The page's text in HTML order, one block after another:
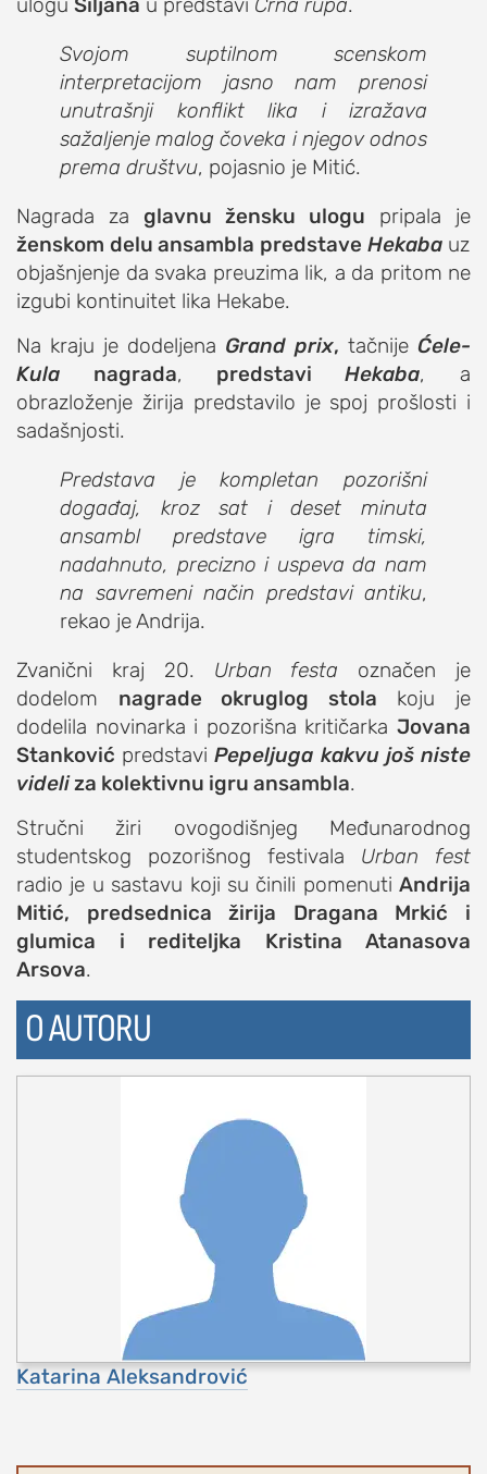
Svojom suptilnom scenskom
interpretacijom jasno nam prenosi
unutrašnji konflikt lika i izražava
sažaljenje malog čoveka i njegov odnos
prema društvu, pojasnio je Mitić.
Nagrada za glavnu žensku ulogu pripala je
ženskom delu ansambla predstave Hekabauz
objašnjenje da svaka preuzima lik, a da pritom ne
izgubi kontinuitet lika Hekabe.
Na kraju je dodeljena Grand prix, tačnije Ćele-
Kula nagrada, predstaviHekaba, a
obrazloženje žirija predstavilo je spoj prošlosti i
sadašnjosti.
Predstava je kompletan pozorišni
događaj, kroz sat i deset minuta
ansambl predstave igra timski,
nadahnuto, precizno i uspeva da nam
na savremeni način predstavi antiku,
rekao je Andrija.
Zvanični kraj 20. Urban festa označen je
dodelom nagrade okruglog stola koju je
dodelila novinarka i pozorišna kritičarka Jovana
Stanković predstaviPepeljuga kakvu još niste
videliza kolektivnu igru ansambla.
Stručni žiri ovogodišnjeg Međunarodnog
studentskog pozorišnog festivala Urban fest
radio je u sastavu koji su činili pomenuti Andrija
Mitić, predsednica žirija Dragana Mrkić i
glumica i rediteljka Kristina Atanasova
Arsova.
O AUTORU
Katarina Aleksandrović